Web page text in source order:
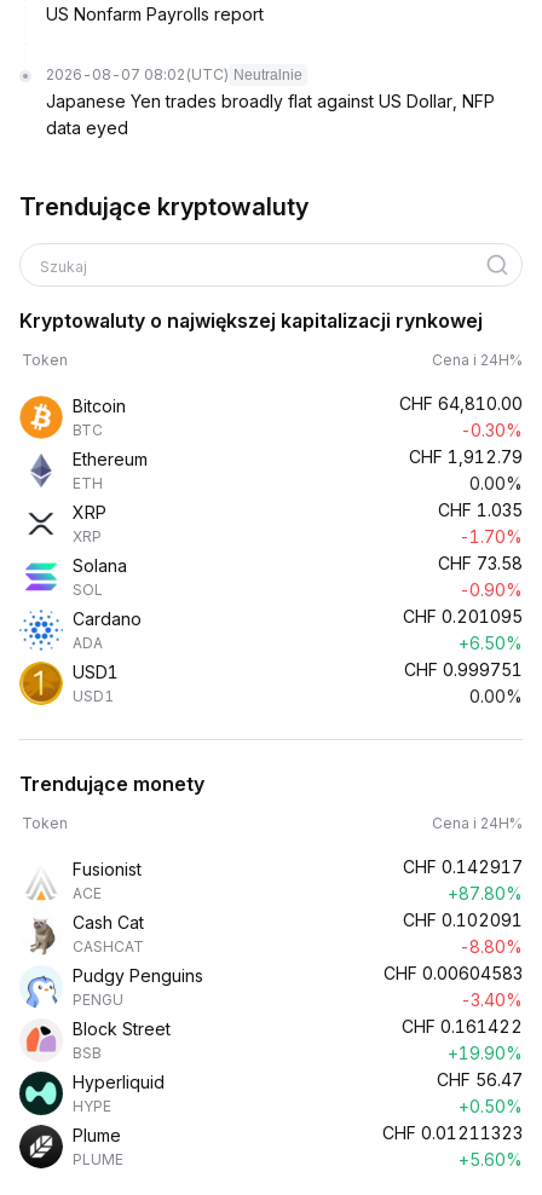
US Nonfarm Payrolls report
2026-08-07 08:02 (UTC) Neutralnie
Japanese Yen trades broadly flat against US Dollar, NFP
data eyed
Trendujące kryptowaluty
Szukaj
Kryptowaluty o największej kapitalizacji rynkowej
Token Cena i 24H%
Bitcoin
BTC
CHF 64,810.00
-0.30%
Ethereum
ETH
CHF 1,912.79
0.00%
XRP
XRP
CHF 1.035
-1.70%
Solana
SOL
CHF 73.58
-0.90%
Cardano
ADA
CHF 0.201095
+6.50%
USD1
USD1
CHF 0.999751
0.00%
Trendujące monety
Token Cena i 24H%
Fusionist
ACE
CHF 0.142917
+87.80%
Cash Cat
CASHCAT
CHF 0.102091
-8.80%
Pudgy Penguins
PENGU
CHF 0.00604583
-3.40%
Block Street
BSB
CHF 0.161422
+19.90%
Hyperliquid
HYPE
CHF 56.47
+0.50%
Plume
PLUME
CHF 0.01211323
+5.60%